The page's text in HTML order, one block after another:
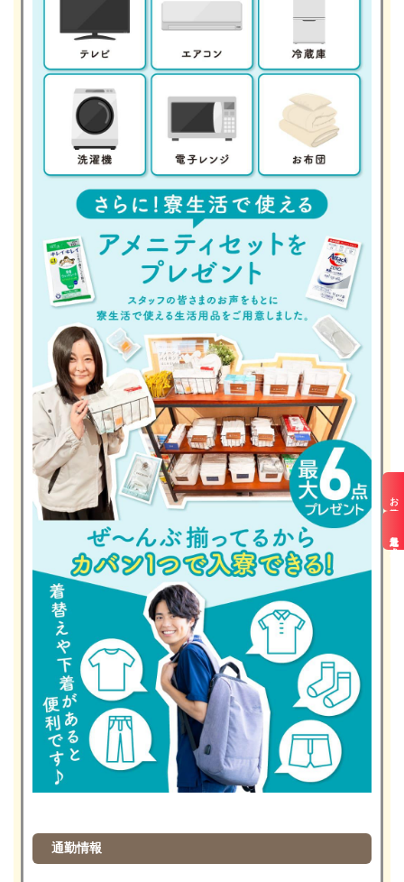
お仕事検索
最近見た求人
通勤情報